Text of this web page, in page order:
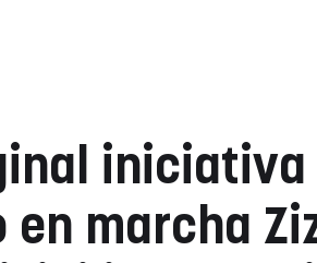
iniciativa
en marcha